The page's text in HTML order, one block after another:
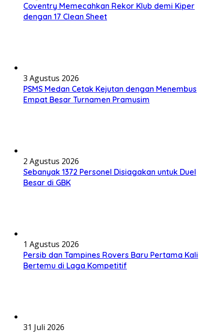
Coventry Memecahkan Rekor Klub demi Kiper
dengan 17 Clean Sheet
3 Agustus 2026
PSMS Medan Cetak Kejutan dengan Menembus
Empat Besar Turnamen Pramusim
2 Agustus 2026
Sebanyak 1372 Personel Disiagakan untuk Duel
Besar di GBK
1 Agustus 2026
Persib dan Tampines Rovers Baru Pertama Kali
Bertemu di Laga Kompetitif
31 Juli 2026